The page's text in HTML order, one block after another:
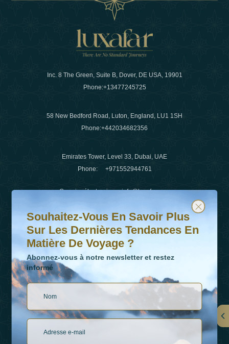
Inc. 8 The Green, Suite B, Dover, DE USA, 19901
Phone:+13477245725
58 New Bedford Road, Luton, England, LU1 1SH
Phone:+442034682356
Emirates Tower, Level 33, Dubai, UAE
Phone: +971552944761
Courrier électronique:info@luxafar.com
WhatsApp N°
+442034682356
+971552944761
LIENS
Souhaitez-vous en savoir plus sur les dernières
Abonnez-vous à notre newsletter et restez informé
Souhaitez-Vous En Savoir Plus
Sur Les Dernières Tendances En
Matière De Voyage ?
Abonnez-vous à notre newsletter et restez
informé